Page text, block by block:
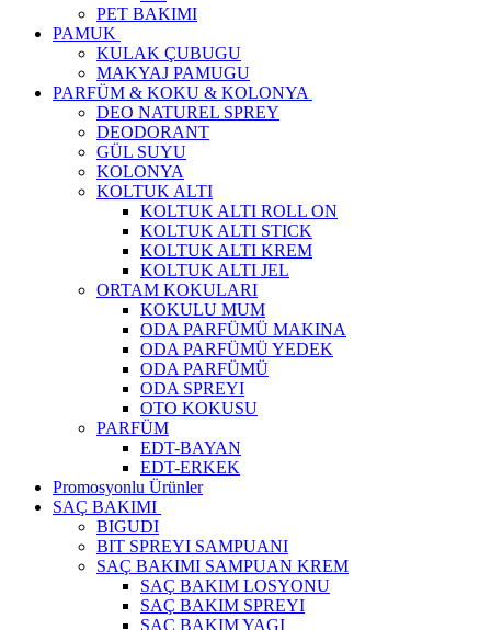
PET BAKIMI
PAMUK
KULAK ÇUBUGU
MAKYAJ PAMUGU
PARFÜM & KOKU & KOLONYA
DEO NATUREL SPREY
DEODORANT
GÜL SUYU
KOLONYA
KOLTUK ALTI
KOLTUK ALTI ROLL ON
KOLTUK ALTI STICK
KOLTUK ALTI KREM
KOLTUK ALTI JEL
ORTAM KOKULARI
KOKULU MUM
ODA PARFÜMÜ MAKINA
ODA PARFÜMÜ YEDEK
ODA PARFÜMÜ
ODA SPREYI
OTO KOKUSU
PARFÜM
EDT-BAYAN
EDT-ERKEK
Promosyonlu Ürünler
SAÇ BAKIMI
BIGUDI
BIT SPREYI SAMPUANI
SAÇ BAKIMI SAMPUAN KREM
SAÇ BAKIM LOSYONU
SAÇ BAKIM SPREYI
SAÇ BAKIM YAGI